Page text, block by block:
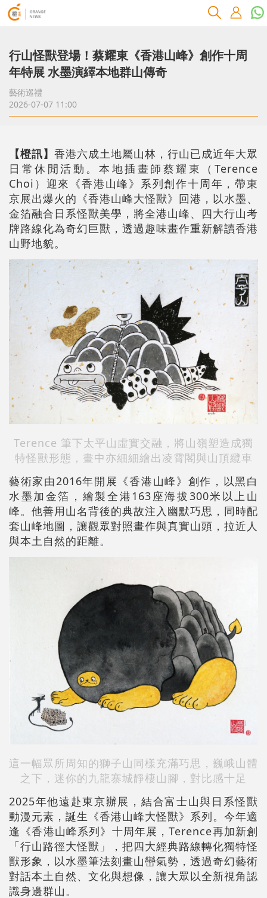
行山怪獸登場！蔡耀東《香港山峰》創作十周
年特展 水墨演繹本地群山傳奇
藝術巡禮
2026-07-07 11:00
【橙訊】 香港六成土地屬山林，行山已成近年大眾
日常休閒活動。本地插畫師蔡耀東（Terence
Choi）迎來《香港山峰》系列創作十周年，帶東
京展出爆火的《香港山峰大怪獸》回港，以水墨、
金箔融合日系怪獸美學，將全港山峰、四大行山考
牌路線化為奇幻巨獸，透過趣味畫作重新解讀香港
山野地貌。
Terence 筆下太平山虛實交融，將山嶺塑造成獨
特怪獸形態，畫中亦細細繪出凌霄閣與山頂纜車
藝術家由2016年開展《香港山峰》創作，以黑白
水墨加金箔，繪製全港163座海拔300米以上山
峰。他善用山名背後的典故注入幽默巧思，同時配
套山峰地圖，讓觀眾對照畫作與真實山頭，拉近人
與本土自然的距離。
這一幅眾所周知的獅子山同樣充滿巧思，巍峨山體
之下，迷你的九龍寨城靜棲山腳，對比感十足
2025年他遠赴東京辦展，結合富士山與日系怪獸
動漫元素，誕生《香港山峰大怪獸》系列。今年適
逢《香港山峰系列》十周年展，Terence再加新創
「行山路徑大怪獸」，把四大經典路線轉化獨特怪
獸形象，以水墨筆法刻畫山巒氣勢，透過奇幻藝術
對話本土自然、文化與想像，讓大眾以全新視角認
識身邊群山。